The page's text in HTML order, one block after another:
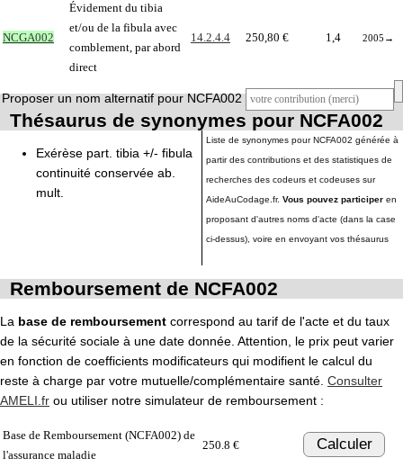
NCGA002
Évidement du tibia
et/ou de la fibula avec
comblement, par abord
direct
14.2.4.4 250,80 € 1,4 2005 →
Proposer un nom alternatif pour NCFA002
Thésaurus de synonymes pour NCFA002
Exérèse part. tibia +/- fibula
continuité conservée ab.
mult.
Liste de synonymes pour NCFA002 générée à
partir des contributions et des statistiques de
recherches des codeurs et codeuses sur
AideAuCodage.fr. Vous pouvez participer en
proposant d'autres noms d'acte (dans la case
ci-dessus), voire en envoyant vos thésaurus
Remboursement de NCFA002
La base de remboursement correspond au tarif de l'acte et du taux
de la sécurité sociale à une date donnée. Attention, le prix peut varier
en fonction de coefficients modificateurs qui modifient le calcul du
reste à charge par votre mutuelle/complémentaire santé. Consulter
AMELI.fr ou utiliser notre simulateur de remboursement :
Base de Remboursement (NCFA002) de
l'assurance maladie
250.8 € Calculer